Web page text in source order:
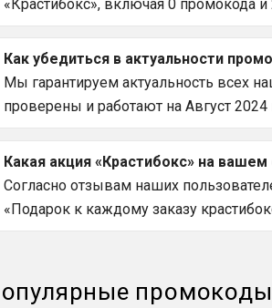
«Крастибокс», включая 0 промокода
Как убедиться в актуальности
Мы гарантируем актуальность всех
проверены и работают на Август 2024
Какая акция «Крастибокс» на
Согласно отзывам наших
«Подарок к каждому заказу